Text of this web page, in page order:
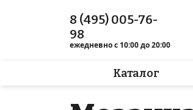
8 (495) 005-76-
98
ежедневно с 10:00 до 20:00
Каталог